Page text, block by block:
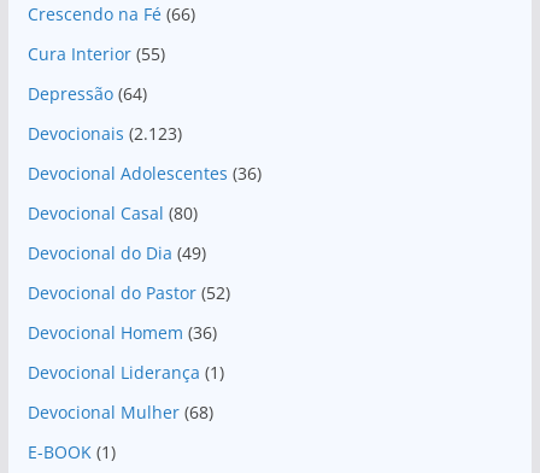
Crescendo na Fé(66)
Cura Interior(55)
Depressão(64)
Devocionais (2.123)
Devocional Adolescentes (36)
Devocional Casal (80)
Devocional do Dia (49)
Devocional do Pastor(52)
Devocional Homem (36)
Devocional Liderança (1)
Devocional Mulher(68)
E-BOOK(1)